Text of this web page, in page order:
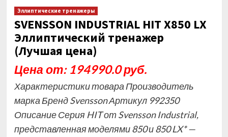
Эллиптические тренажеры
SVENSSON INDUSTRIAL HIT X850 LX
Эллиптический тренажер
(Лучшая цена)
Цена от: 194990.0 руб.
Характеристики товара Производитель
марка Бренд Svensson Артикул 992350
Описание Серия HIT от Svensson Industrial,
представленная моделями 850 и 850 LX* —